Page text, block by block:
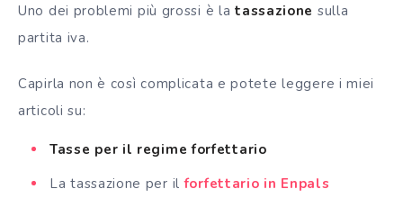
Uno dei problemi più grossi è latassazione sulla
partita iva.
Capirla non è così complicata e potete leggere i miei
articoli su:
Tasse per il regime forfettario
La tassazione per ilforfettario in Enpals